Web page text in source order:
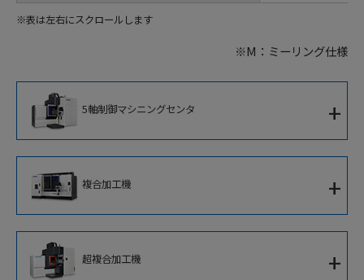
※表は左右にスクロールします
※M：ミーリング仕様
5軸制御マシニングセンタ +
5軸制御立形マシニングセンタ
5軸制御横形マシニングセンタ
5軸制御大型マシニングセンタ
複合加工機 +
複合加工機
5軸制御立形複合加工機
超複合加工機 +